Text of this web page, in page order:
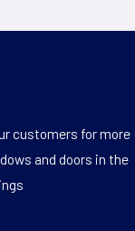
customers for more
and doors in the